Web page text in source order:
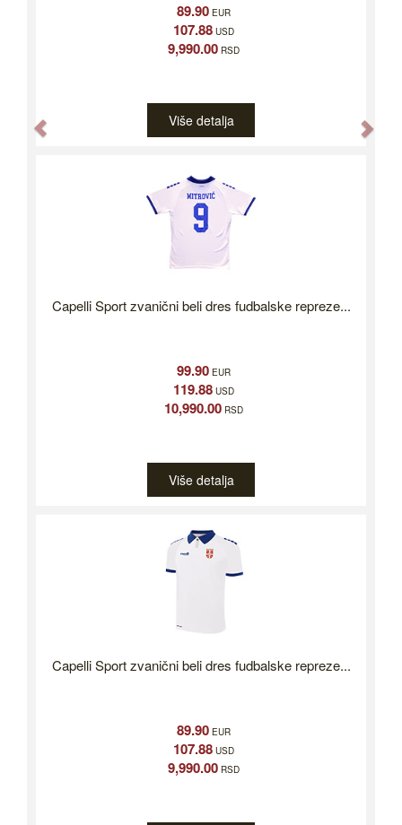
89.90EUR
107.88USD
9,990.00RSD
Više detalja
Capelli Sport zvanični beli dres fudbalske repreze...
99.90EUR
119.88USD
10,990.00RSD
Više detalja
Capelli Sport zvanični beli dres fudbalske repreze...
89.90EUR
107.88USD
9,990.00RSD